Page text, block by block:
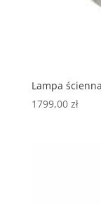
Lampa
1799,00 zł